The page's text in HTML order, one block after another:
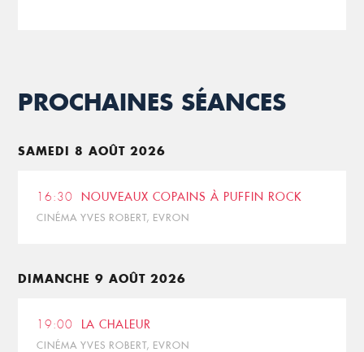
PROCHAINES SÉANCES
SAMEDI 8 AOÛT 2026
16:30 NOUVEAUX COPAINS À PUFFIN ROCK
CINÉMA YVES ROBERT, EVRON
DIMANCHE 9 AOÛT 2026
19:00 LA CHALEUR
CINÉMA YVES ROBERT, EVRON